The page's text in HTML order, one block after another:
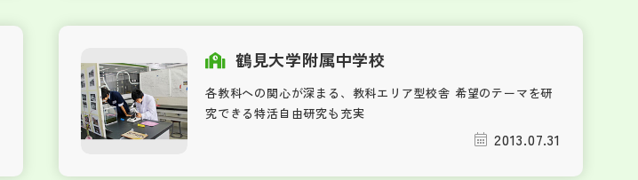
鶴見大学附属中学校
各教科への関心が深まる、教科エリア型校舎 希望のテーマを研
究できる特活自由研究も充実
2013.07.31